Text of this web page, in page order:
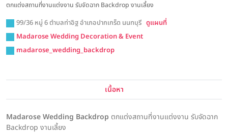
ตกแต่งสถานที่งานแต่งงาน รับจัดฉาก Backdrop งานเลี้ยง
99/36 หมู่ 6 ตำบลท่าอิฐ อำเภอปากเกร็ด นนทบุรี ดูแผนที่
Madarose Wedding Decoration & Event
madarose_wedding_backdrop
เนื้อหา
Madarose Wedding Backdrop ตกแต่งสถานที่งานแต่งงาน รับจัดฉาก
Backdrop งานเลี้ยง